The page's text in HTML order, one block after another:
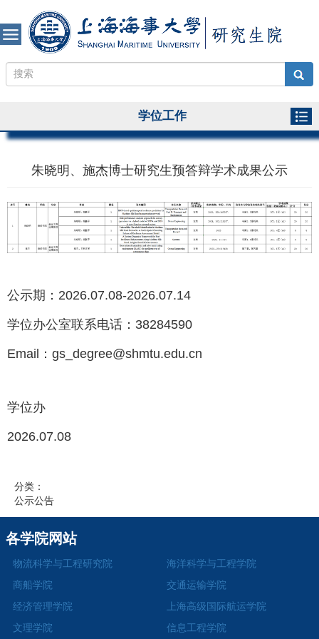
学位工作
朱晓明、施杰博士研究生预答辩学术成果公示
公示期：2026.07.08-2026.07.14
学位办公室联系电话：38284590
Email：gs_degree@shmtu.edu.cn
学位办
2026.07.08
分类：
公示公告
各学院网站
物流科学与工程研究院
海洋科学与工程学院
商船学院
交通运输学院
经济管理学院
上海高级国际航运学院
文理学院
信息工程学院